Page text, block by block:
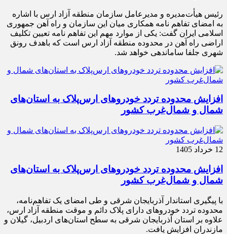
رئیس هیأت‌مدیره و مدیرعامل سازمان منطقه آزاد ارس با اشاره
به امضای تفاهم نامه همکاری میان این سازمان و راه آهن جمهوری
اسلامی ایران گفت: یکی از موارد مهم این تفاهم نامه تعیین تکلیف
اراضی راه آهن در محدوده منطقه آزاد ارس است که باهدف رونق
شهری جلفا ساماندهی خواهد شد.
افزایش محدوده تردد خودروهای ارس‌پلاک به استان‌های
شمال و شمال‌غرب کشور
12 خرداد 1405
افزایش محدوده تردد خودروهای ارس‌پلاک به استان‌های
شمال و شمال‌غرب کشور
با پیگیری استاندار آذربایجان شرقی و طی امضای یک تفاهم‌نامه،
محدوده تردد خودروهای دارای پلاک دائم و موقت منطقه آزاد ارس،
علاوه بر استان آذربایجان شرقی به سطح استان‌های اردبیل، گیلان و
مازندران افزایش یافت.